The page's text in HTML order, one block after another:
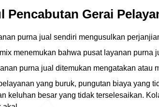
Pencabutan Gerai
purna jual sendiri mengusulkan
menemukan bahwa pusat layanan
purna jual ditemukan mengatakan atau
yang buruk, pungutan biaya yang
keluhan besar yang tidak terselesaikan.